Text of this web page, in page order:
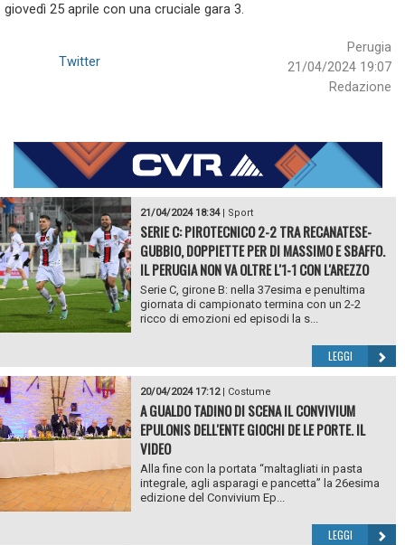
giovedì 25 aprile con una cruciale gara 3.
Perugia
21/04/2024 19:07
Redazione
Twitter
21/04/2024 18:34| Sport
SERIE C: PIROTECNICO 2-2 TRA RECANATESE-
GUBBIO, DOPPIETTE PER DI MASSIMO E SBAFFO.
IL PERUGIA NON VA OLTRE L'1-1 CON L'AREZZO
Serie C, girone B: nella 37esima e penultima
giornata di campionato termina con un 2-2
ricco di emozioni ed episodi la s...
LEGGI
20/04/2024 17:12| Costume
A GUALDO TADINO DI SCENA IL CONVIVIUM
EPULONIS DELL'ENTE GIOCHI DE LE PORTE. IL
VIDEO
Alla fine con la portata “maltagliati in pasta
integrale, agli asparagi e pancetta” la 26esima
edizione del Convivium Ep...
LEGGI